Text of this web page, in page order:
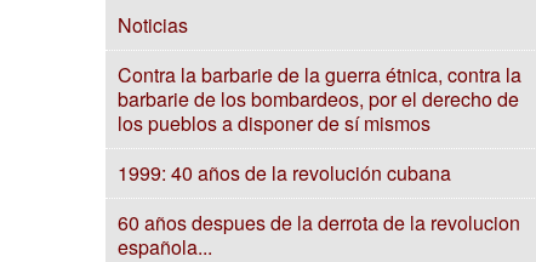
Noticias
Contra la barbarie de la guerra étnica, contra la
barbarie de los bombardeos, por el derecho de
los pueblos a disponer de sí mismos
1999: 40 años de la revolución cubana
60 años despues de la derrota de la revolucion
española...